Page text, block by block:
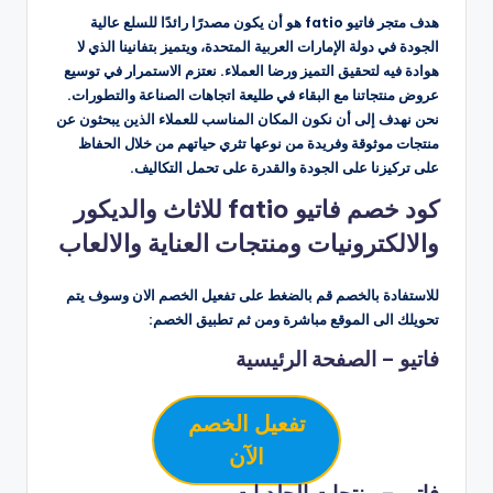
هدف متجر فاتيو fatio هو أن يكون مصدرًا رائدًا للسلع عالية
الجودة في دولة الإمارات العربية المتحدة، ويتميز بتفانينا الذي لا
هوادة فيه لتحقيق التميز ورضا العملاء. نعتزم الاستمرار في توسيع
عروض منتجاتنا مع البقاء في طليعة اتجاهات الصناعة والتطورات.
نحن نهدف إلى أن نكون المكان المناسب للعملاء الذين يبحثون عن
منتجات موثوقة وفريدة من نوعها تثري حياتهم من خلال الحفاظ
على تركيزنا على الجودة والقدرة على تحمل التكاليف.
كود خصم فاتيو fatio للاثاث والديكور
والالكترونيات ومنتجات العناية والالعاب
للاستفادة بالخصم قم بالضغط على تفعيل الخصم الان وسوف يتم
تحويلك الى الموقع مباشرة ومن ثم تطبيق الخصم:
فاتيو – الصفحة الرئيسية
تفعيل الخصم
الآن